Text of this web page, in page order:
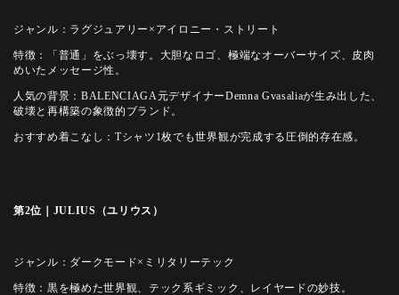
ジャンル：ラグジュアリー×アイロニー・ストリート
特徴：「普通」をぶっ壊す。大胆なロゴ、極端なオーバーサイズ、皮肉
めいたメッセージ性。
人気の背景：BALENCIAGA元デザイナーDemna Gvasaliaが生み出した、
破壊と再構築の象徴的ブランド。
おすすめ着こなし：Tシャツ1枚でも世界観が完成する圧倒的存在感。
第2位｜JULIUS（ユリウス）
ジャンル：ダークモード×ミリタリーテック
特徴：黒を極めた世界観、テック系ギミック、レイヤードの妙技。